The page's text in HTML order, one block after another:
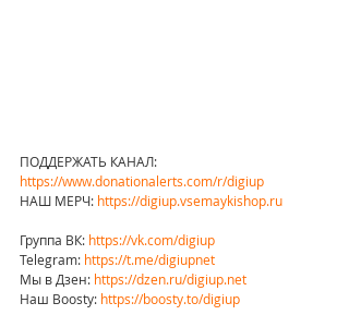
ПОДДЕРЖАТЬ КАНАЛ:
https://www.donationalerts.com/r/digiup
НАШ МЕРЧ: https://digiup.vsemaykishop.ru
Группа ВК: https://vk.com/digiup
Telegram: https://t.me/digiupnet
Мы в Дзен: https://dzen.ru/digiup.net
Наш Boosty: https://boosty.to/digiup